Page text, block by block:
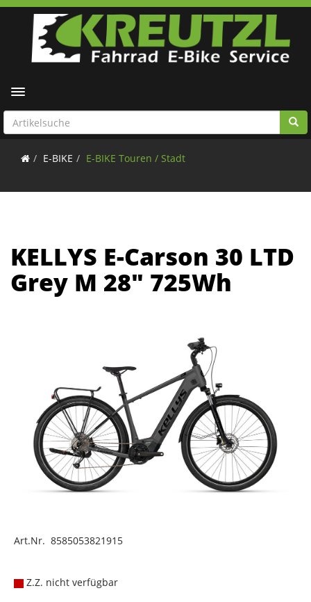
Toggle navigation
E-BIKE E-BIKE Touren / Stadt
KELLYS E-Carson 30 LTD
Grey M 28" 725Wh
Art.Nr. 8585053821915
Z.Z. nicht verfügbar